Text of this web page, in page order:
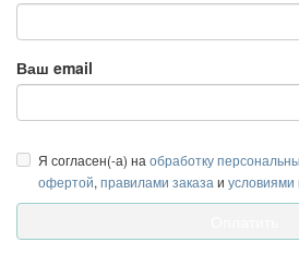
Ваш email
Я согласен(-а) на обработку
офертой, правилами заказа и условиями